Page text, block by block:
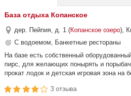
База отдыха Копанское
дер. Пейпия, д. 1 (Копанское озеро),
С водоемом, Банкетные рестораны
На базе есть собственный
пирс, для желающих понырять и
прокат лодок и детская игровая зона на
3 отзыва